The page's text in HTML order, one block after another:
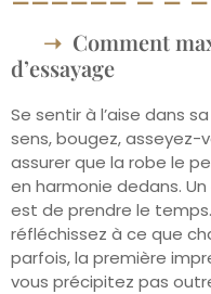
Comment
d’essayage
Se sentir à l’aise dans
sens, bougez, asseyez-
assurer que la robe le
en harmonie dedans.
est de prendre le
réfléchissez à ce que
parfois, la première
vous précipitez pas